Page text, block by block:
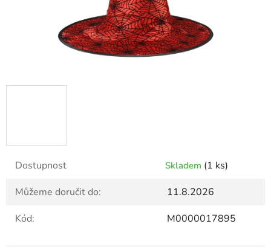
Dostupnost Skladem (1 ks)
Můžeme doručit do:
11.8.2026
Kód:
M0000017895